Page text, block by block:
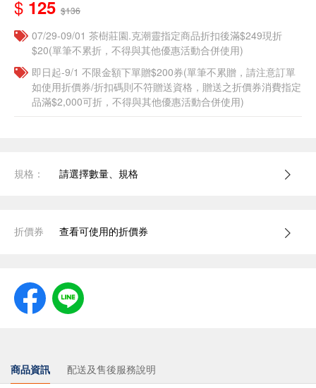
$ 125 $136
07/29-09/01 茶樹莊園.克潮靈指定商品折扣後滿$249現折
$20(單筆不累折，不得與其他優惠活動合併使用)
即日起-9/1 不限金額下單贈$200券(單筆不累贈，請注意訂單
如使用折價券/折扣碼則不符贈送資格，贈送之折價券消費指定
品滿$2,000可折，不得與其他優惠活動合併使用)
規格： 請選擇數量、規格
折價券 查看可使用的折價券
商品資訊 配送及售後服務說明